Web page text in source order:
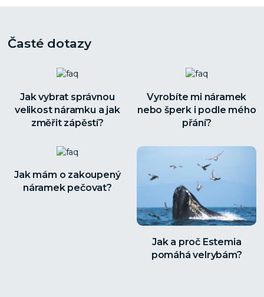
Časté dotazy
Jak vybrat správnou
velikost náramku a jak
změřit zápěstí?
Vyrobíte mi náramek
nebo šperk i podle mého
přání?
Jak mám o zakoupený
náramek pečovat?
Jak a proč Estemia
pomáhá velrybám?